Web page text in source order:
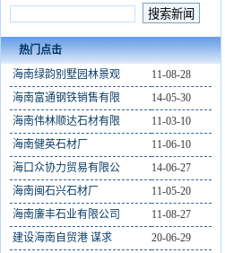
热门点击
海南绿韵别墅园林景观
11-08-28
海南富通钢铁销售有限
14-05-30
海南伟林顺达石材有限
11-03-10
海南健英石材厂
11-06-10
海口众协力贸易有限公
14-06-27
海南闽石兴石材厂
11-05-20
海南廉丰石业有限公司
11-08-27
建设海南自贸港 谋求
20-06-29